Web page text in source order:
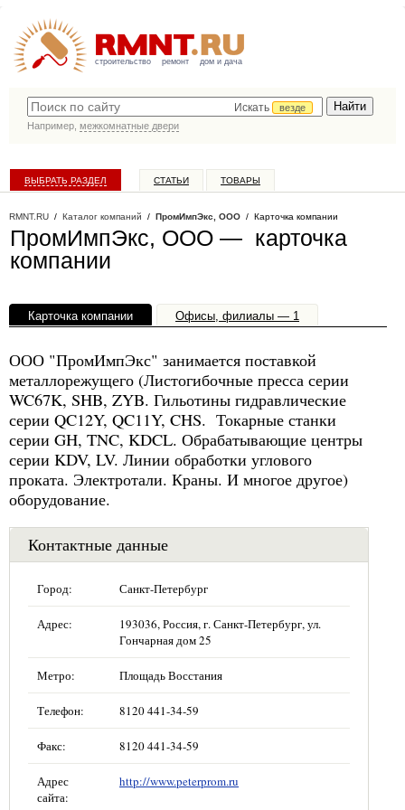
строительство ремонт дом и дача
Искать
везде
Например, межкомнатные двери
ВЫБРАТЬ РАЗДЕЛ СТАТЬИ ТОВАРЫ
RMNT.RU / Каталог компаний / ПромИмпЭкс, ООО / Карточка компании
ПромИмпЭкс, ООО — карточка
компании
Карточка компании Офисы, филиалы — 1
ООО "ПромИмпЭкс" занимается поставкой
металлорежущего (Листогибочные пресса серии
WC67K, SHB, ZYB. Гильотины гидравлические
серии QC12Y, QC11Y, CHS. Токарные станки
серии GH, TNC, KDCL. Обрабатывающие центры
серии KDV, LV. Линии обработки углового
проката. Электротали. Краны. И многое другое)
оборудование.
Контактные данные
Город: Санкт-Петербург
Адрес:
193036, Россия, г. Санкт-Петербург, ул.
Гончарная дом 25
Метро: Площадь Восстания
Телефон: 8120 441-34-59
Факс: 8120 441-34-59
Адрес
сайта:
http://www.peterprom.ru